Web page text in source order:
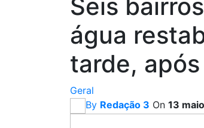
Seis
água
tarde,
Geral
By Redação 3 On 13